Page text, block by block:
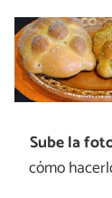
Sube la
cómo